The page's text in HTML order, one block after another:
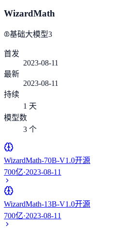
WizardMath
基础大模型3
首发
2023-08-11
最新
2023-08-11
持续
1 天
模型数
3 个
WizardMath-70B-V1.0开源
700亿·2023-08-11
WizardMath-13B-V1.0开源
700亿·2023-08-11